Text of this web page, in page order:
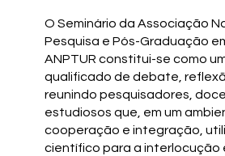
O Seminário da Associação
Pesquisa e Pós-Graduação
ANPTUR constitui-se como
qualificado de debate,
reunindo pesquisadores,
estudiosos que, em um
cooperação e integração,
científico para a interlocução